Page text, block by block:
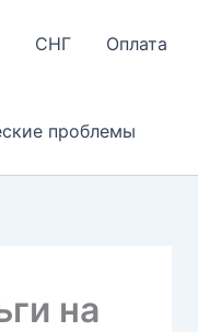
СНГ Оплата
проблемы
на